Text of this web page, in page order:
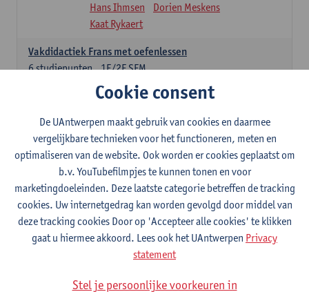
Hans Ihmsen
Dorien Meskens
Kaat Rykaert
Vakdidactiek Frans met oefenlessen
1E/2E SEM
6studiepunten
Mathea Simons
Veronik Bogaert
Mark Demyttenaere
Yann Morard
Karen Van De Putte
Vakdidactiek Engels met oefenlessen
1E/2E SEM
6studiepunten
Lesgever(s):
Tom Smits
Ellen De Breuker
Nele Kempenaers
Joke Prinsen
Vakdidactiek Duits met oefenlessen
1E/2E SEM
6studiepunten
Tom Smits Marise Van Tendeloo
Vakdidactiek Nederlands niet-thuistaal met oefenlessen
Cookie consent
De UAntwerpen maakt gebruik van cookies en daarmee
vergelijkbare technieken voor het functioneren, meten en
optimaliseren van de website. Ook worden er cookies geplaatst om
b.v. YouTubefilmpjes te kunnen tonen en voor
marketingdoeleinden. Deze laatste categorie betreffen de tracking
cookies. Uw internetgedrag kan worden gevolgd door middel van
deze tracking cookies Door op 'Accepteer alle cookies' te klikken
gaat u hiermee akkoord. Lees ook het UAntwerpen Privacy
statement
Stel je persoonlijke voorkeuren in